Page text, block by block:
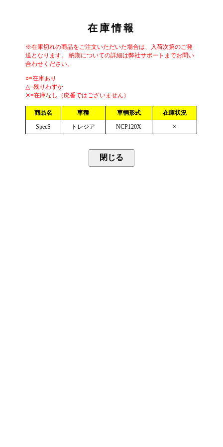
在庫情報
※在庫切れの商品をご注文いただいた場合は、入荷次第のご発
送となります。 納期についての詳細は弊社サポートまでお問い
合わせください。
○=在庫あり
△=残りわずか
✕=在庫なし（廃番ではございません）
商品名 車種 車輌形式
在庫状況
SpecS
トレジア NCP120X ×